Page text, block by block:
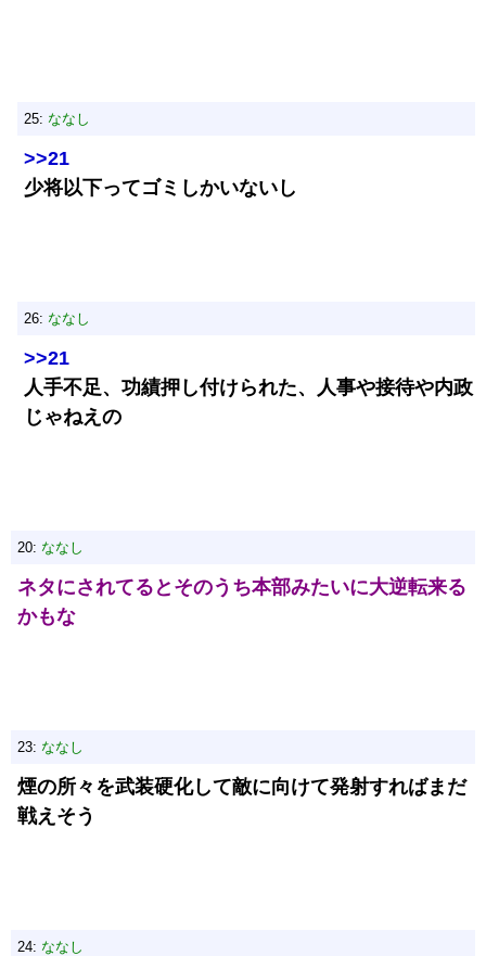
25: ななし
>>21
少将以下ってゴミしかいないし
26: ななし
>>21
人手不足、功績押し付けられた、人事や接待や内政
じゃねえの
20: ななし
ネタにされてるとそのうち本部みたいに大逆転来る
かもな
23: ななし
煙の所々を武装硬化して敵に向けて発射すればまだ
戦えそう
24: ななし